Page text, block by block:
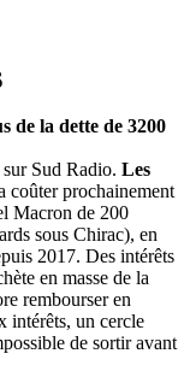
de la dette de 3200
Sud Radio. Les
coûter prochainement
Macron de 200
sous Chirac), en
2017. Des intérêts
en masse de la
rembourser en
intérêts, un cercle
de sortir avant